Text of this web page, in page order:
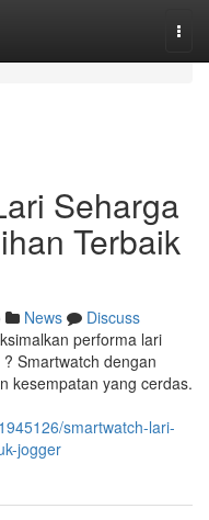
Seharga
Terbaik
News
Discuss
performa lari
Smartwatch dengan
kesempatan yang cerdas.
smartwatch-lari-
jogger